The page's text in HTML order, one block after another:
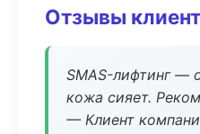
Отзывы
SMAS-лифтинг —
кожа сияет.
— Клиент